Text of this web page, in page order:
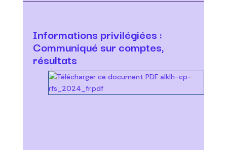
Informations privilégiées :
Communiqué sur comptes,
résultats